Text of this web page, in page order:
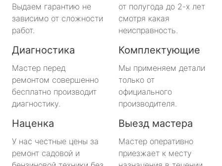
Выдаем гарантию не
зависимо от сложности
работ.
от полугода до 2-х лет
смотря какая
неисправность.
Диагностика
Мастер перед
ремонтом совершенно
бесплатно производит
диагностику.
Комплектующие
Мы применяем детали
только от
официального
производителя.
Наценка
У нас честные цены за
ремонт садовой и
Выезд мастера
Мастер оперативно
приезжает к месту